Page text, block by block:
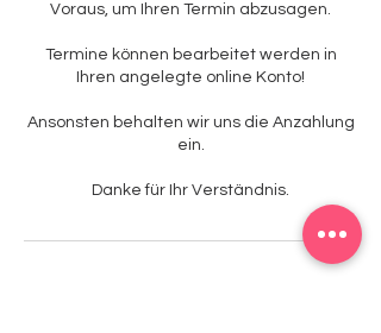
Voraus, um Ihren Termin abzusagen.
Termine können bearbeitet werden in
Ihren angelegte online Konto!
Ansonsten behalten wir uns die Anzahlung
ein.
Danke für Ihr Verständnis.